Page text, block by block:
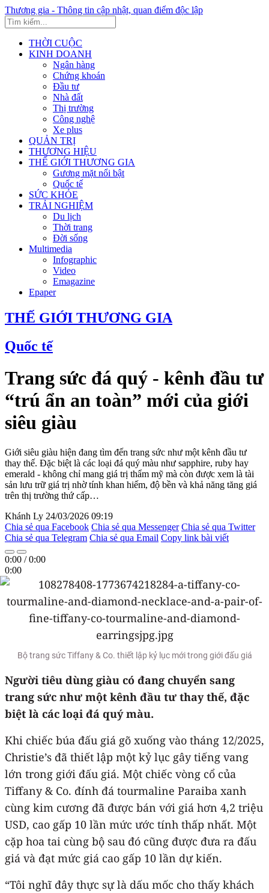
Thương gia - Thông tin cập nhật, quan điểm độc lập
THỜI CUỘC
KINH DOANH
Ngân hàng
Chứng khoán
Đầu tư
Nhà đất
Thị trường
Công nghệ
Xe plus
QUẢN TRỊ
THƯƠNG HIỆU
THẾ GIỚI THƯƠNG GIA
Gương mặt nổi bật
Quốc tế
SỨC KHỎE
TRẢI NGHIỆM
Du lịch
Thời trang
Đời sống
Multimedia
Infographic
Video
Emagazine
Epaper
THẾ GIỚI THƯƠNG GIA
Quốc tế
Trang sức đá quý - kênh đầu tư
“trú ẩn an toàn” mới của giới
siêu giàu
Giới siêu giàu hiện đang tìm đến trang sức như một kênh đầu tư
thay thế. Đặc biệt là các loại đá quý màu như sapphire, ruby hay
emerald - không chỉ mang giá trị thẩm mỹ mà còn được xem là tài
sản lưu trữ giá trị nhờ tính khan hiếm, độ bền và khả năng tăng giá
trên thị trường thứ cấp…
Khánh Ly 24/03/2026 09:19
Chia sẻ qua Facebook Chia sẻ qua Messenger Chia sẻ qua Twitter
Chia sẻ qua Telegram Chia sẻ qua Email Copy link bài viết
0:00 /0:00
0:00
Bộ trang sức Tiffany & Co. thiết lập kỷ lục mới trong giới đấu giá
Người tiêu dùng giàu có đang chuyển sang
trang sức như một kênh đầu tư thay thế, đặc
biệt là các loại đá quý màu.
Khi chiếc búa đấu giá gõ xuống vào tháng 12/2025,
Christie’s đã thiết lập một kỷ lục gây tiếng vang
lớn trong giới đấu giá. Một chiếc vòng cổ của
Tiffany & Co. đính đá tourmaline Paraiba xanh
cùng kim cương đã được bán với giá hơn 4,2 triệu
USD, cao gấp 10 lần mức ước tính thấp nhất. Một
cặp hoa tai cùng bộ sau đó cũng được đưa ra đấu
giá và đạt mức giá cao gấp 10 lần dự kiến.
“Tôi nghĩ đây thực sự là dấu mốc cho thấy khách